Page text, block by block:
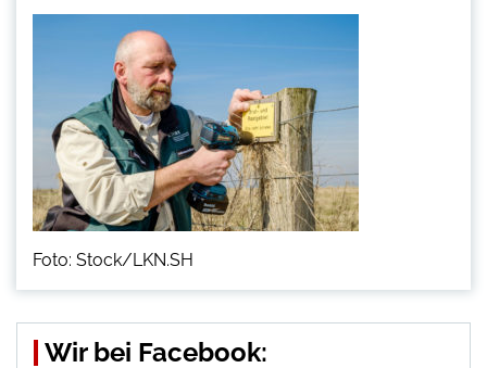
Foto: Stock/LKN.SH
Wir bei Facebook: